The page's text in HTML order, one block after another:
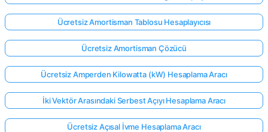
Ücretsiz Amortisman Tablosu Hesaplayıcısı
Ücretsiz Amortisman Çözücü
Ücretsiz Amperden Kilowatta (kW) Hesaplama Aracı
İki Vektör Arasındaki Serbest Açıyı Hesaplama Aracı
Ücretsiz Açısal İvme Hesaplama Aracı